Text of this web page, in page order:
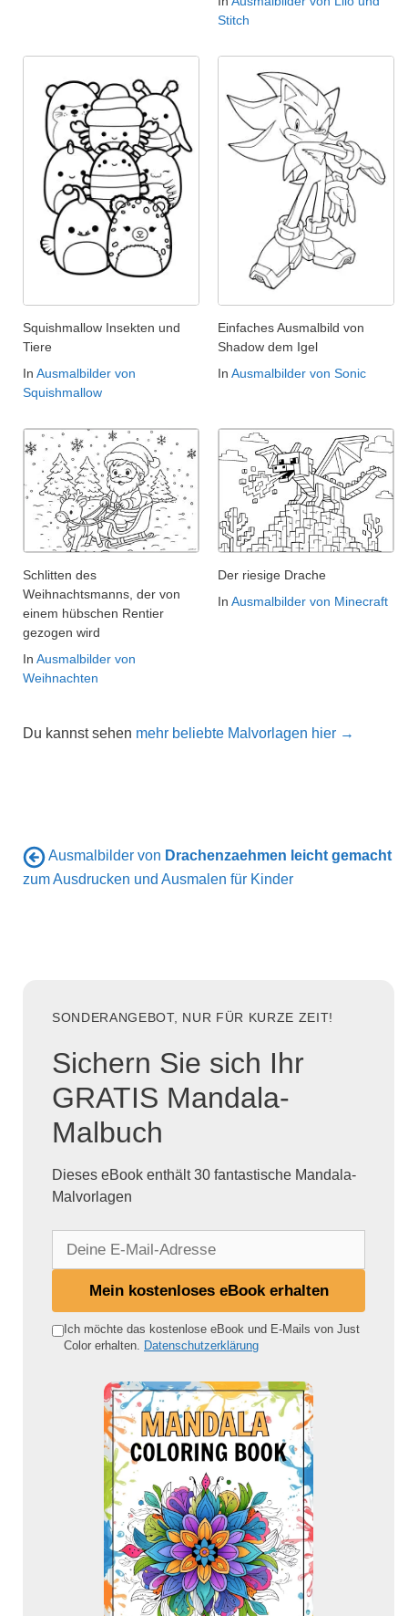
Stitch
Squishmallow Insekten und
Tiere
In Ausmalbilder von
Squishmallow
Einfaches Ausmalbild von
Shadow dem Igel
In Ausmalbilder von Sonic
Schlitten des
Weihnachtsmanns, der von
einem hübschen Rentier
gezogen wird
In Ausmalbilder von
Weihnachten
Der riesige Drache
In Ausmalbilder von Minecraft
Du kannst sehen mehr beliebte Malvorlagen hier →
Ausmalbilder von Drachenzaehmen leicht gemacht
zum Ausdrucken und Ausmalen für Kinder
SONDERANGEBOT, NUR FÜR KURZE ZEIT!
Sichern Sie sich Ihr
GRATIS Mandala-
Malbuch
Dieses eBook enthält 30 fantastische Mandala-
Malvorlagen
e
Mein kostenloses eBook erhalten
Ich möchte das kostenlose eBook und E-Mails von Just
Color erhalten. Datenschutzerklärung